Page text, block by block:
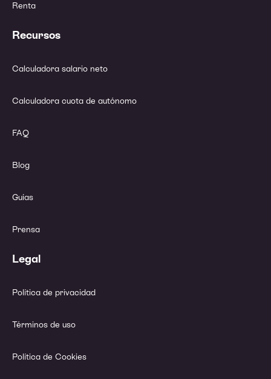
Renta
Recursos
Calculadora salario neto
Calculadora cuota de autónomo
FAQ
Blog
Guías
Prensa
Legal
Política de privacidad
Términos de uso
Política de Cookies